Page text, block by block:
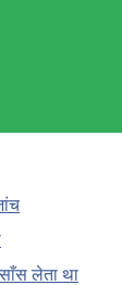
साँस लेता था